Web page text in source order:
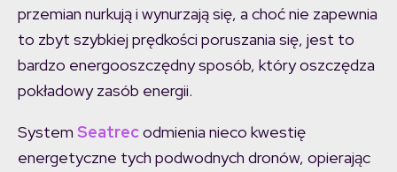
przemian nurkują i wynurzają się, a choć nie zapewnia
to zbyt szybkiej prędkości poruszania się, jest to
bardzo energooszczędny sposób, który oszczędza
pokładowy zasób energii.
System Seatrecodmienia nieco kwestię
energetyczne tych podwodnych dronów, opierając